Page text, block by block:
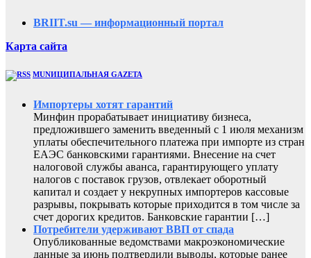
BRIIT.su — информационный портал
Карта сайта
MUNИЦИПАЛЬНАЯ GAZЕТА
Импортеры хотят гарантий
Минфин прорабатывает инициативу бизнеса,
предложившего заменить введенный с 1 июля механизм
уплаты обеспечительного платежа при импорте из стран
ЕАЭС банковскими гарантиями. Внесение на счет
налоговой службы аванса, гарантирующего уплату
налогов с поставок грузов, отвлекает оборотный
капитал и создает у некрупных импортеров кассовые
разрывы, покрывать которые приходится в том числе за
счет дорогих кредитов. Банковские гарантии […]
Потребители удерживают ВВП от спада
Опубликованные ведомствами макроэкономические
данные за июнь подтвердили выводы, которые ранее